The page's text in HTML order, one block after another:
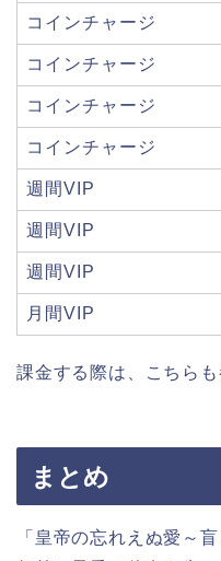
コインチャージ
コインチャージ
コインチャージ
コインチャージ
週間VIP
週間VIP
週間VIP
月間VIP
課金する際は、こちら
まとめ
「皇帝の忘れえぬ愛～